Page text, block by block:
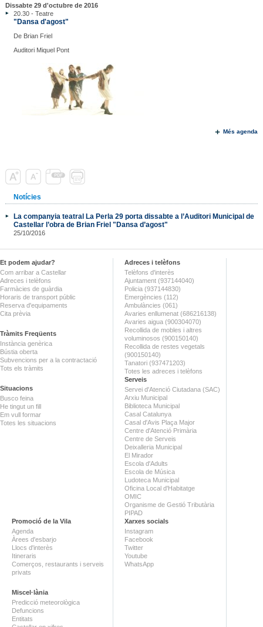
Dissabte 29 d'octubre de 2016
20.30 - Teatre
"Dansa d'agost"
De Brian Friel
Auditori Miquel Pont
Més agenda
Notícies
La companyia teatral La Perla 29 porta dissabte a l’Auditori Municipal de
Castellar l’obra de Brian Friel "Dansa d’agost"
25/10/2016
Et podem ajudar?
Com arribar a Castellar
Adreces i telèfons
Farmàcies de guàrdia
Horaris de transport públic
Reserva d'equipaments
Cita prèvia
Tràmits Freqüents
Instància genèrica
Bústia oberta
Subvencions per a la contractació
Tots els tràmits
Situacions
Busco feina
He tingut un fill
Em vull formar
Totes les situacions
Adreces i telèfons
Telèfons d'interès
Ajuntament (937144040)
Policia (937144830)
Emergències (112)
Ambulàncies (061)
Avaries enllumenat (686216138)
Avaries aigua (900304070)
Recollida de mobles i altres
voluminosos (900150140)
Recollida de restes vegetals
(900150140)
Tanatori (937471203)
Totes les adreces i telèfons
Serveis
Servei d'Atenció Ciutadana (SAC)
Arxiu Municipal
Biblioteca Municipal
Casal Catalunya
Casal d'Avis Plaça Major
Centre d'Atenció Primària
Centre de Serveis
Deixalleria Municipal
El Mirador
Escola d'Adults
Escola de Música
Ludoteca Municipal
Oficina Local d'Habitatge
OMIC
Organisme de Gestió Tributària
PIPAD
Promoció de la Vila
Agenda
Àrees d'esbarjo
Llocs d'interès
Itineraris
Comerços, restaurants i serveis
privats
Miscel·lània
Predicció meteorològica
Defuncions
Entitats
Xarxes socials
Instagram
Facebook
Twitter
Youtube
WhatsApp